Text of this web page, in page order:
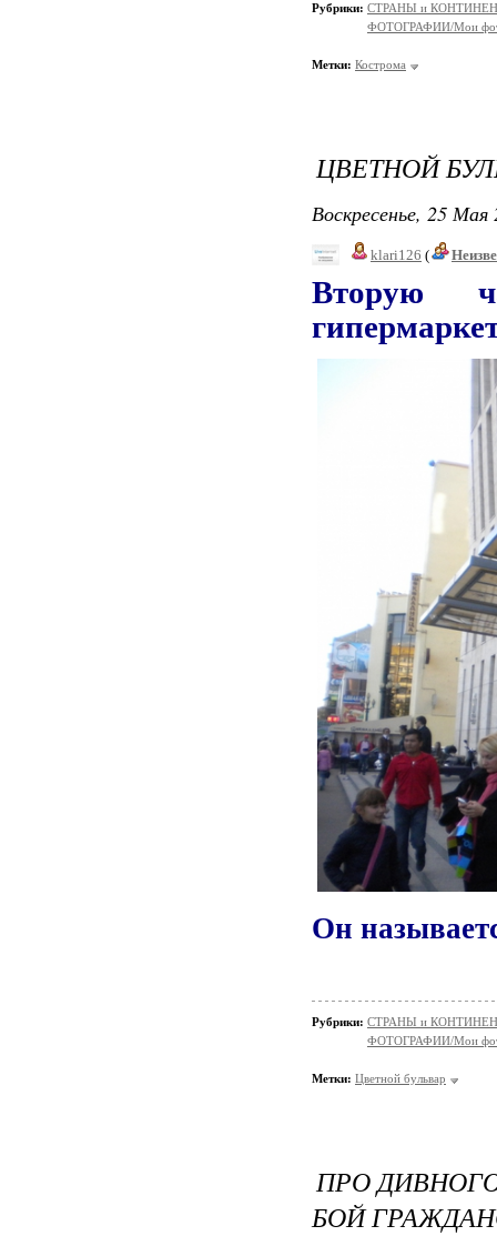
Рубрики: СТРАНЫ и
ФОТОГРАФИИ/Мои
Метки: Кострома
ЦВЕТНОЙ
Воскресенье, 25
klari126 (
Вторую
Он
Рубрики: СТРАНЫ и
ФОТОГРАФИИ/Мои
Метки: Цветной бульвар
ПРО
БОЙ